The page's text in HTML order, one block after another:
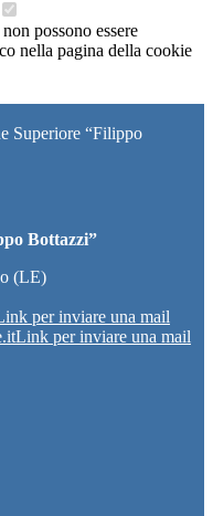
possono essere
nella pagina della cookie
Superiore “Filippo
Bottazzi”
(LE)
per inviare una mail
Link per inviare una mail